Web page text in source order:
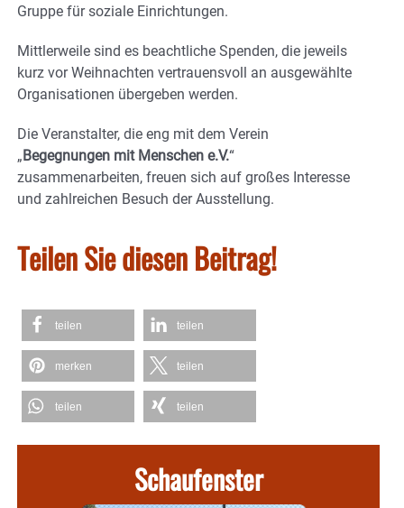
Gruppe für soziale Einrichtungen.
Mittlerweile sind es beachtliche Spenden, die jeweils
kurz vor Weihnachten vertrauensvoll an ausgewählte
Organisationen übergeben werden.
Die Veranstalter, die eng mit dem Verein
„Begegnungen mit Menschen e.V.“
zusammenarbeiten, freuen sich auf großes Interesse
und zahlreichen Besuch der Ausstellung.
Teilen Sie diesen Beitrag!
teilen teilen
merken teilen
teilen teilen
Schaufenster